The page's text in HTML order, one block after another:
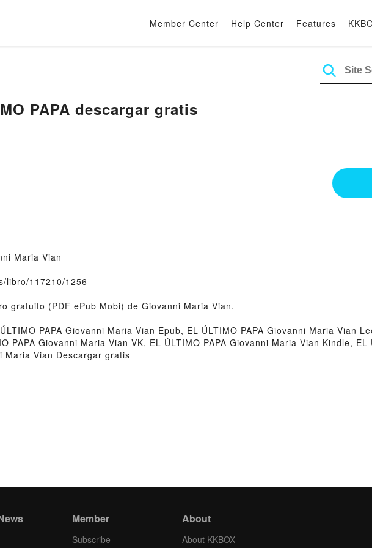
Member Center Help Center Features
PAPA descargar gratis
Maria Vian
libro/117210/1256
gratuito (PDF ePub Mobi) de Giovanni Maria Vian.
PAPA Giovanni Maria Vian Epub, EL ÚLTIMO PAPA Giovanni Maria Vian
PAPA Giovanni Maria Vian VK, EL ÚLTIMO PAPA Giovanni Maria Vian Kindle, EL
Maria Vian Descargar gratis
Member
Subscribe
About
About KKBOX